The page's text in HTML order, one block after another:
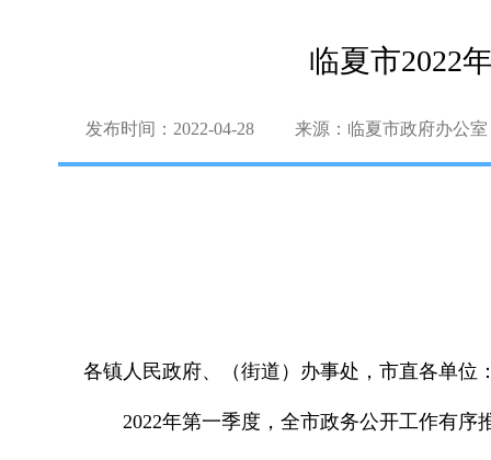
临夏市2022
发布时间：2022-04-28 来源：临夏市政府办公室
各镇人民政府、（街道）办事处，市直各单位
2022年第一季度，全市政务公开工作有